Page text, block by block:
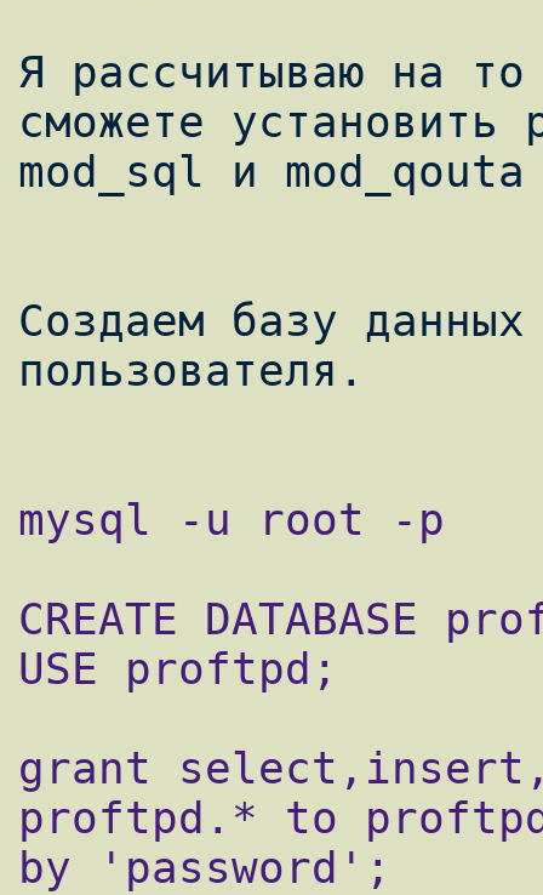
Я рассчитываю на
сможете
mod_sql и
Создаем базу
mysql -u root -p
CREATE DATABASE
USE proftpd;
grant
proftpd.* to
by 'password';